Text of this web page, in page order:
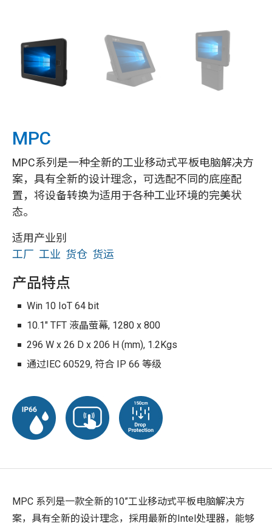
MPC
MPC系列是一种全新的工业移动式平板电脑解决方
案，具有全新的设计理念，可选配不同的底座配
置，将设备转换为适用于各种工业环境的完美状
态。
适用产业别
工厂 工业 货仓 货运
产品特点
Win 10 IoT 64 bit
10.1" TFT 液晶萤幕, 1280 x 800
296 W x 26 D x 206 H (mm), 1.2Kgs
通过IEC 60529, 符合 IP 66 等级
MPC 系列是一款全新的10”工业移动式平板电脑解决方
案，具有全新的设计理念，採用最新的Intel处理器，能够